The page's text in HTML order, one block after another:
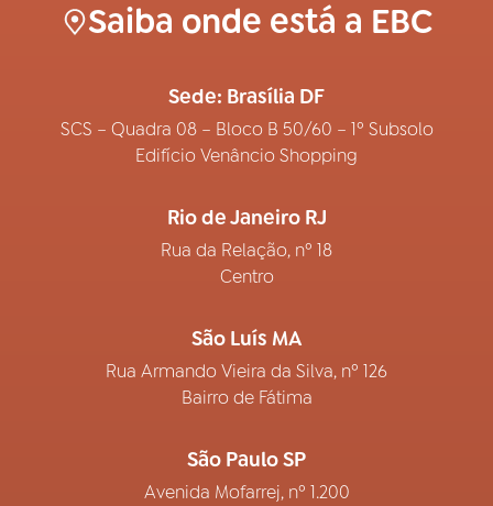
Saiba onde está a EBC
Sede: Brasília DF
SCS – Quadra 08 – Bloco B 50/60 – 1º Subsolo
Edifício Venâncio Shopping
Rio de Janeiro RJ
Rua da Relação, nº 18
Centro
São Luís MA
Rua Armando Vieira da Silva, nº 126
Bairro de Fátima
São Paulo SP
Avenida Mofarrej, nº 1.200